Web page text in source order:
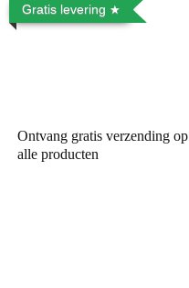
Gratis levering
Ontvang gratis verzending op
alle producten